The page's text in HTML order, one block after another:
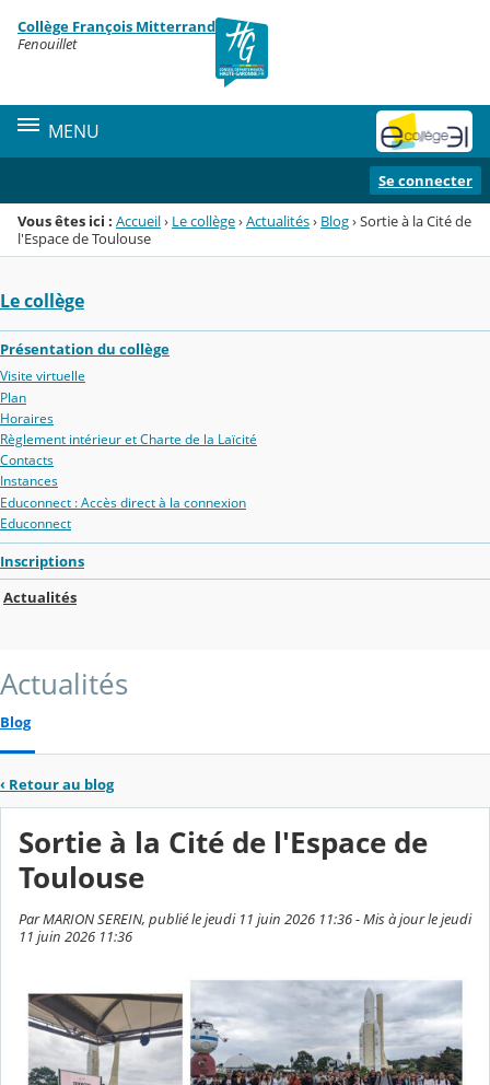
Menu de la rubrique
Contenu
Collège François Mitterrand
Fenouillet
MENU
Se connecter
Vous êtes ici : Accueil› Le collège›Actualités› Blog›Sortie à la Cité de
l'Espace de Toulouse
Le collège
Présentation du collège
Visite virtuelle
Plan
Horaires
Règlement intérieur et Charte de la Laïcité
Contacts
Instances
Educonnect : Accès direct à la connexion
Educonnect
Inscriptions
Actualités
Actualités
Blog
‹ Retour au blog
Sortie à la Cité de l'Espace de
Toulouse
Par MARION SEREIN, publié le jeudi 11 juin 2026 11:36 - Mis à jour le jeudi
11 juin 2026 11:36